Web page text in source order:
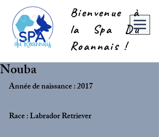
Bienvenue à
la Spa Du
Roannais !
Nouba
Année de naissance : 2017
Race : Labrador Retriever